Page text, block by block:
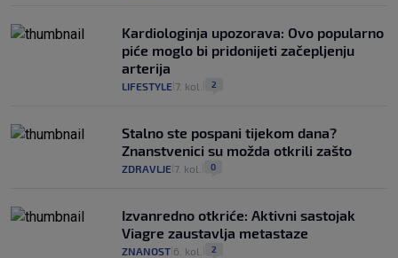
Kardiologinja upozorava: Ovo popularno
piće moglo bi pridonijeti začepljenju
arterija
LIFESTYLE 7. kol. 2
Stalno ste pospani tijekom dana?
Znanstvenici su možda otkrili zašto
ZDRAVLJE 7. kol. 0
Izvanredno otkriće: Aktivni sastojak
Viagre zaustavlja metastaze
ZNANOST 6. kol. 2